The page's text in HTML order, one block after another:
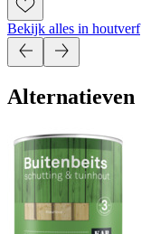
Bekijk alles in houtverf
Alternatieven